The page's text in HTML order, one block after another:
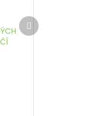
Ďalší
produkt